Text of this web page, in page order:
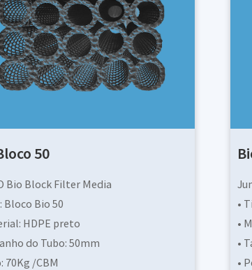
Bloco 70
Bio Block Filter Mídia
Bloco Bio 70
HDPE preto
do Tubo: 70mm
45Kg/CBM